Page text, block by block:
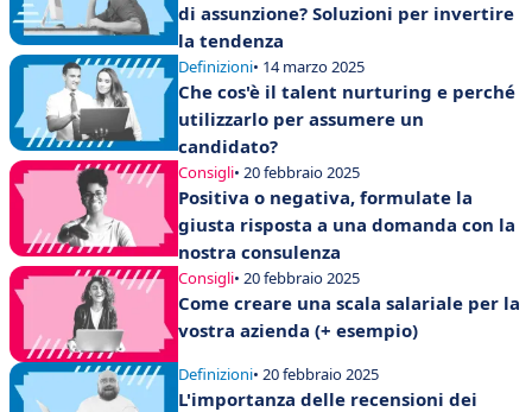
di assunzione? Soluzioni per invertire
la tendenza
Definizioni• 14 marzo 2025
Che cos'è il talent nurturing e perché
utilizzarlo per assumere un
candidato?
Consigli• 20 febbraio 2025
Positiva o negativa, formulate la
giusta risposta a una domanda con la
nostra consulenza
Consigli• 20 febbraio 2025
Come creare una scala salariale per la
vostra azienda (+ esempio)
Definizioni• 20 febbraio 2025
L'importanza delle recensioni dei